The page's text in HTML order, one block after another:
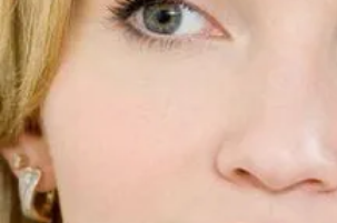
Слънцезащита
ТИП ПРОДУКТ